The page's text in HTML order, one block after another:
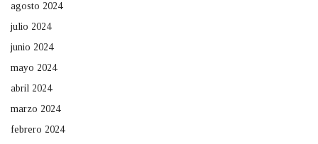
agosto 2024
julio 2024
junio 2024
mayo 2024
abril 2024
marzo 2024
febrero 2024